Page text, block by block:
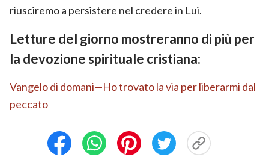
riusciremo a persistere nel credere in Lui.
Letture del giorno mostreranno di più per
la devozione spirituale cristiana:
Vangelo di domani—Ho trovato la via per liberarmi dal
peccato